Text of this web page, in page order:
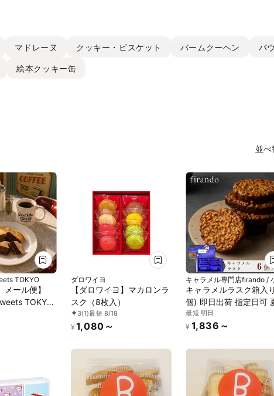
マドレーヌ クッキー・ビスケット バームクーヘン パ
絵本クッキー缶
並べ
TOKYO
メール便】
TOKYO
り白金ラス
）4枚入
ダロワイヨ
【ダロワイヨ】マカロンラ
スク（8枚入）
3(1)最短 8/18
¥ 1,080～
キャラメル専門店firando /
賀地域ブランド製作所株式
キャラメルラスク箱入
個) 即日出荷 指定日可 夏ギ
フト ギフト おしゃれ 焼
菓子 個包装 お中元2026
最短 明日
¥ 1,836～